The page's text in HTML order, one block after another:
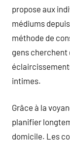
propose aux
médiums
méthode de
gens cherchent
intimes.
Grâce à la
planifier
domicile. Les